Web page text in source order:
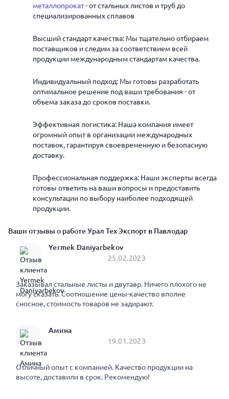
металлопрокат- от стальных листов и труб до
специализированных сплавов
Высший стандарт качества: Мы тщательно отбираем
поставщиков и следим за соответствием всей
продукции международным стандартам качества.
Индивидуальный подход: Мы готовы разработать
оптимальное решение под ваши требования - от
объема заказа до сроков поставки.
Эффективная логистика: Наша компания имеет
огромный опыт в организации международных
поставок, гарантируя своевременную и безопасную
доставку.
Профессиональная поддержка: Наши эксперты всегда
готовы ответить на ваши вопросы и предоставить
консультации по выбору наиболее подходящей
продукции.
Ваши отзывы о работе Урал Тех Экспорт в Павлодар
Yermek Daniyarbekov
25.02.2023
Заказывал стальные листы и двутавр. Ничего плохого не
могу сказать. Соотношение цены-качество вполне
сносное, стоимость товаров не задирают.
Амина
19.01.2023
Отличный опыт с компанией. Качество продукции на
высоте, доставили в срок. Рекомендую!